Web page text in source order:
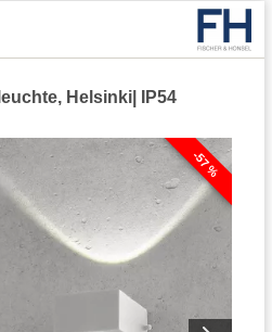
Helsinki| IP54
-57 %